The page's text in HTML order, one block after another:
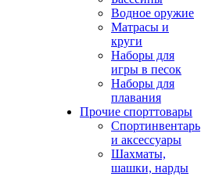
Водное оружие
Матрасы и
круги
Наборы для
игры в песок
Наборы для
плавания
Прочие спорттовары
Спортинвентарь
и аксессуары
Шахматы,
шашки, нарды